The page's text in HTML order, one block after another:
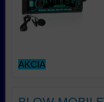
AKCIA